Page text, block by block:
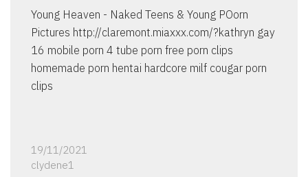
Young Heaven - Naked Teens & Young POorn
Pictures http://claremont.miaxxx.com/?kathryn gay
16 mobile porn 4 tube porn free porn clips
homemade porn hentai hardcore milf cougar porn
clips
19/11/2021
clydene1